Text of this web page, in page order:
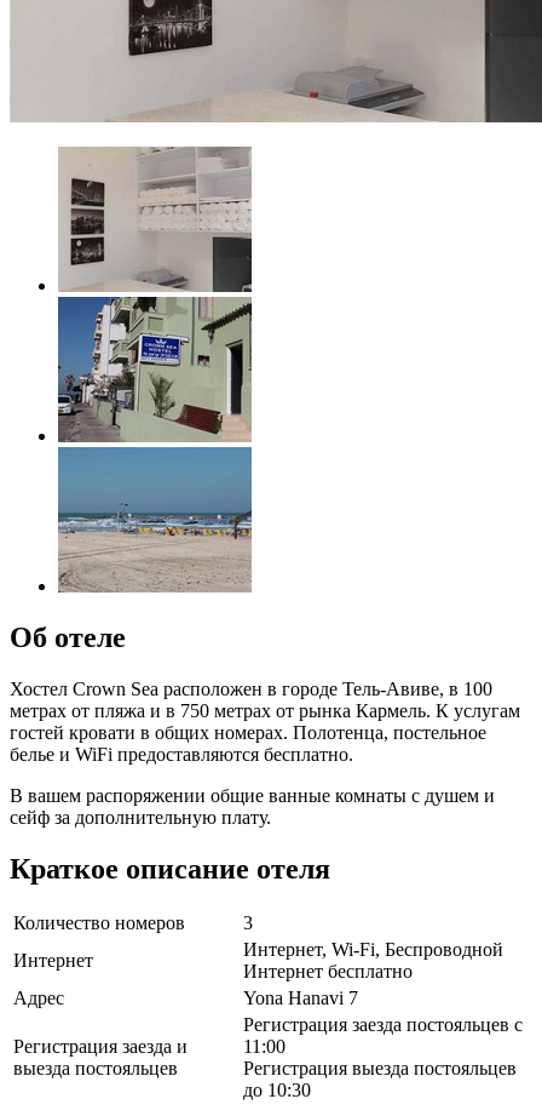
Об отеле
Хостел Crown Sea расположен в городе Тель-Авиве, в 100
метрах от пляжа и в 750 метрах от рынка Кармель. К услугам
гостей кровати в общих номерах. Полотенца, постельное
белье и WiFi предоставляются бесплатно.
В вашем распоряжении общие ванные комнаты с душем и
сейф за дополнительную плату.
Краткое описание отеля
Количество номеров
3
Интернет
Интернет, Wi-Fi, Беспроводной
Интернет бесплатно
Адрес
Yona Hanavi 7
Регистрация заезда и
выезда постояльцев
Регистрация заезда постояльцев с
11:00
Регистрация выезда постояльцев
до 10:30